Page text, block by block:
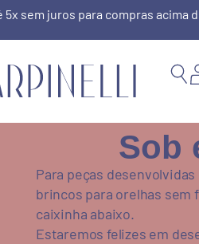
sem juros para compras acima
Sob
Para peças
brincos para orelhas sem
caixinha abaixo.
Estaremos felizes em